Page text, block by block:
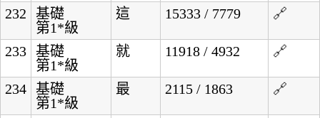
232
基礎
第1*級
這 15333 / 7779 🔗
233
基礎
第1*級
就 11918 / 4932 🔗
234
基礎
第1*級
最 2115 / 1863 🔗